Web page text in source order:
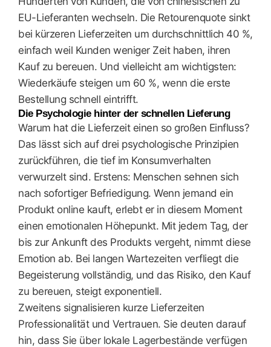
EU-Lieferanten wechseln. Die Retourenquote sinkt
bei kürzeren Lieferzeiten um durchschnittlich 40 %,
einfach weil Kunden weniger Zeit haben, ihren
Kauf zu bereuen. Und vielleicht am wichtigsten:
Wiederkäufe steigen um 60 %, wenn die erste
Bestellung schnell eintrifft.
Die Psychologie hinter der schnellen Lieferung
Warum hat die Lieferzeit einen so großen Einfluss?
Das lässt sich auf drei psychologische Prinzipien
zurückführen, die tief im Konsumverhalten
verwurzelt sind. Erstens: Menschen sehnen sich
nach sofortiger Befriedigung. Wenn jemand ein
Produkt online kauft, erlebt er in diesem Moment
einen emotionalen Höhepunkt. Mit jedem Tag, der
bis zur Ankunft des Produkts vergeht, nimmt diese
Emotion ab. Bei langen Wartezeiten verfliegt die
Begeisterung vollständig, und das Risiko, den Kauf
zu bereuen, steigt exponentiell.
Zweitens signalisieren kurze Lieferzeiten
Professionalität und Vertrauen. Sie deuten darauf
hin, dass Sie über lokale Lagerbestände verfügen